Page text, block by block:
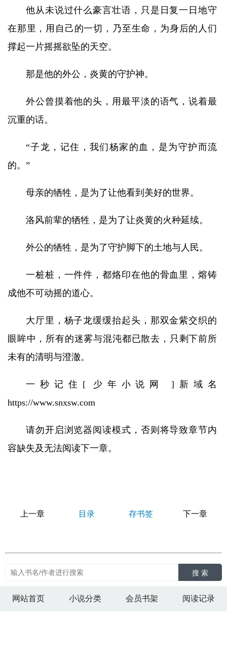
他从未说过什么豪言壮语，只是日复一日地守
在那里，用自己的一切，乃至生命，为身后的人们
撑起一片摇摇欲坠的天空。
那是他的外公，炎黄的守护神。
外公曾摸着他的头，用最平淡的语气，说着最
沉重的话。
“子龙，记住，我们杨家的血，是为守护而流
的。”
母亲的牺牲，是为了让他看到美好的世界。
洛风前辈的牺牲，是为了让炎黄的火种延续。
外公的牺牲，是为了守护脚下的土地与人民。
一桩桩，一件件，都烙印在他的骨血里，熔铸
成他不可动摇的道心。
大厅里，杨子龙缓缓抬起头，那双金紫交织的
眼眸中，所有的迷雾与混沌都已散去，只剩下前所
未有的清明与澄澈。
一秒记住[ 少年小说网 ]新域名
https://www.snxsw.com
请勿开启浏览器阅读模式，否则将导致章节内
容缺失及无法阅读下一章。
上一章 目录 存书签 下一章
搜 索
网站首页 小说分类 会员书架 阅读记录